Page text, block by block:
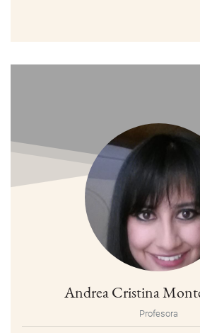
Andrea Cristina
Profesora